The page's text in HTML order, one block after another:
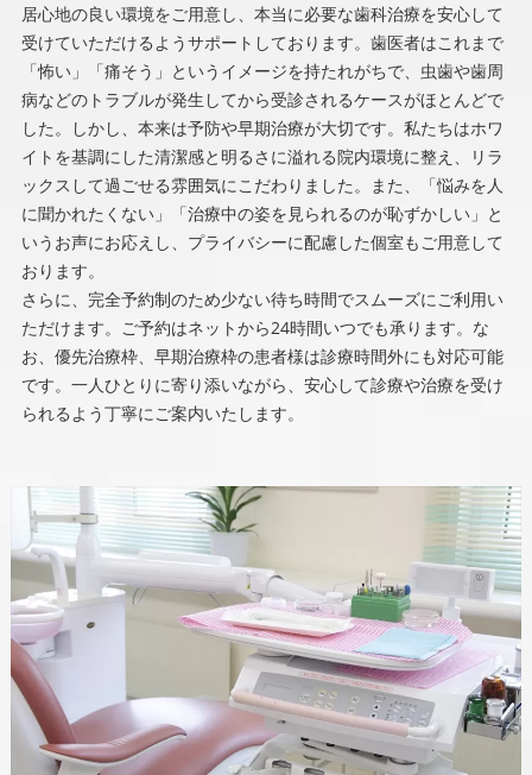
居心地の良い環境をご用意し、本当に必要な歯科治療を安心して
受けていただけるようサポートしております。歯医者はこれまで
「怖い」「痛そう」というイメージを持たれがちで、虫歯や歯周
病などのトラブルが発生してから受診されるケースがほとんどで
した。しかし、本来は予防や早期治療が大切です。私たちはホワ
イトを基調にした清潔感と明るさに溢れる院内環境に整え、リラ
ックスして過ごせる雰囲気にこだわりました。また、「悩みを人
に聞かれたくない」「治療中の姿を見られるのが恥ずかしい」と
いうお声にお応えし、プライバシーに配慮した個室もご用意して
おります。
さらに、完全予約制のため少ない待ち時間でスムーズにご利用い
ただけます。ご予約はネットから24時間いつでも承ります。な
お、優先治療枠、早期治療枠の患者様は診療時間外にも対応可能
です。一人ひとりに寄り添いながら、安心して診療や治療を受け
られるよう丁寧にご案内いたします。